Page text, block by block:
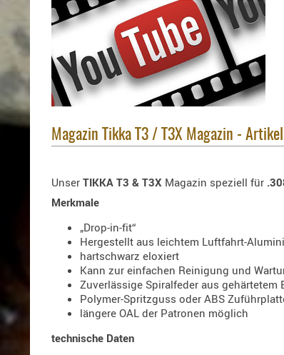
Magazin Tikka T3 / T3X Magazin -
Unser TIKKA T3 & T3X Magazin speziell für
Merkmale
„Drop-in-fit“
Hergestellt aus leichtem Luftfahrt-
hartschwarz eloxiert
Kann zur einfachen Reinigung und
Zuverlässige Spiralfeder aus gehärtetem
Polymer-Spritzguss oder ABS
längere OAL der Patronen möglich
technische Daten